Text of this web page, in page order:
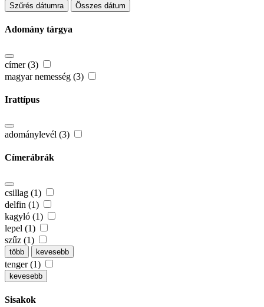
Szűrés dátumra Összes dátum
Adomány tárgya
címer (3)
magyar nemesség (3)
Irattípus
adománylevél (3)
Címerábrák
csillag (1)
delfin (1)
kagyló (1)
lepel (1)
szűz (1)
több kevesebb
tenger (1)
kevesebb
Sisakok